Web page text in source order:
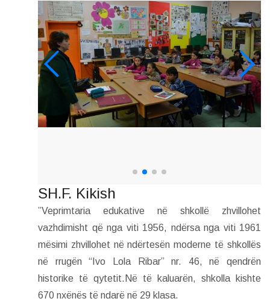
SH.F. Kikish
”Veprimtaria edukative në shkollë zhvillohet
vazhdimisht që nga viti 1956, ndërsa nga viti 1961
mësimi zhvillohet në ndërtesën moderne të shkollës
në rrugën “Ivo Lola Ribar” nr. 46, në qendrën
historike të qytetit.Në të kaluarën, shkolla kishte
670 nxënës të ndarë në 29 klasa.